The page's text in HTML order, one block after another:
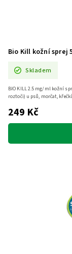
Bio Kill kožní
Skladem
249 Kč
BIO KILL 2.5 mg/ml kožní
roztoči) u psů, morčat,